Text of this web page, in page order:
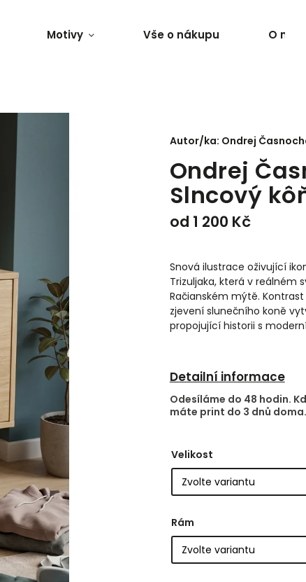
Motivy Vše o nákupu O nás
Ondrej
Slncový
od 1 200 Kč
Snová ilustrace oživující
Trizuljaka, která v reálném
Račianském mýtě.
zjevení slunečního koně
propojující historii s
Detailní informace
Odesíláme do 48 hodin.
máte print do 3 dnů
Autor/ka: Ondrej
Velikost
Rám